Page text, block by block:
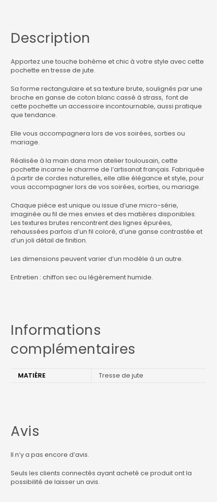
Description
Apportez une touche bohème et chic à votre style avec cette
pochette en tresse de jute.
Sa forme rectangulaire et sa texture brute, soulignés par une
broche en ganse de coton blanc cassé à strass, font de
cette pochette un accessoire incontournable, aussi pratique
que tendance.
Elle vous accompagnera lors de vos soirées, sorties ou
mariage.
Réalisée à la main dans mon atelier toulousain, cette
pochette incarne le charme de l’artisanat français. Fabriquée
à partir de cordes naturelles, elle allie élégance et style, pour
vous accompagner lors de vos soirées, sorties, ou mariage.
Chaque pièce est unique ou issue d’une micro-série,
imaginée au fil de mes envies et des matières disponibles.
Les textures brutes rencontrent des lignes épurées,
rehaussées parfois d’un fil coloré, d’une ganse contrastée et
d’un joli détail de finition.
Les dimensions peuvent varier d’un modèle à un autre.
Entretien : chiffon sec ou légèrement humide.
Informations
complémentaires
MATIÈRE Tresse de jute
Avis
Il n’y a pas encore d’avis.
Seuls les clients connectés ayant acheté ce produit ont la
possibilité de laisser un avis.